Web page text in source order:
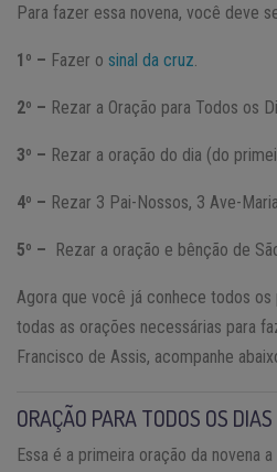
Para fazer essa novena, você deve
1º – Fazer o sinal da cruz
2º – Rezar a Oração para Todos os
3º – Rezar a oração do dia (do
4º – Rezar 3 Pai-Nossos, 3 Ave-
5º – Rezar a oração e bênção de
Agora que você já conhece todos os
todas as orações necessárias para
Francisco de Assis, acompanhe
ORAÇÃO PARA TODOS OS DIAS
Essa é a primeira oração da novena